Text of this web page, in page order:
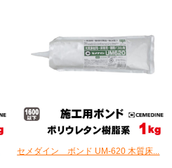
セメダイン ボンド UM-620 木質床...